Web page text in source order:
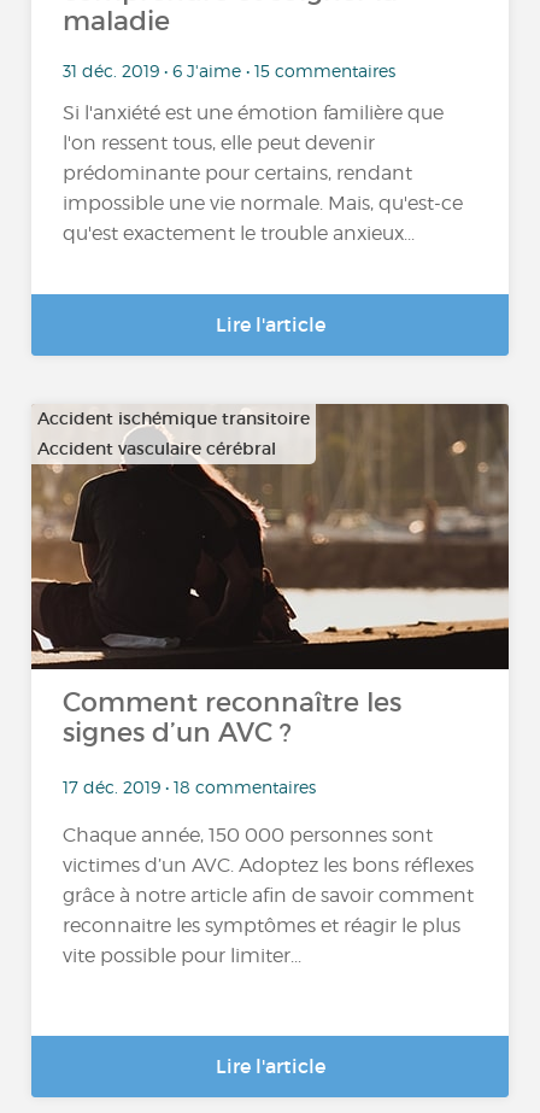
maladie
31 déc. 2019 • 6 J'aime • 15 commentaires
Si l'anxiété est une émotion familière que
l'on ressent tous, elle peut devenir
prédominante pour certains, rendant
impossible une vie normale. Mais, qu'est-ce
qu'est exactement le trouble anxieux...
Lire l'article
Accident ischémique transitoire
Accident vasculaire cérébral
Comment reconnaître les
signes d’un AVC ?
17 déc. 2019 • 18 commentaires
Chaque année, 150 000 personnes sont
victimes d’un AVC. Adoptez les bons réflexes
grâce à notre article afin de savoir comment
reconnaitre les symptômes et réagir le plus
vite possible pour limiter...
Lire l'article